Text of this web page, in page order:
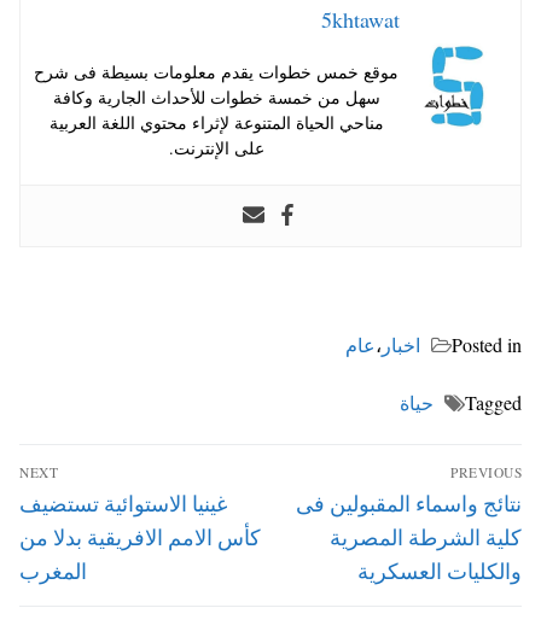
5khtawat
موقع خمس خطوات يقدم معلومات بسيطة فى شرح
سهل من خمسة خطوات للأحداث الجارية وكافة
مناحي الحياة المتنوعة لإثراء محتوي اللغة العربية
على الإنترنت.
Posted in اخبار ،عام
Tagged حياة
تصفّح
المقالات
PREVIOUS
Previous
post:
نتائج واسماء المقبولين فى
كلية الشرطة المصرية
والكليات العسكرية
NEXT
Next
post:
غينيا الاستوائية تستضيف
كأس الامم الافريقية بدلا من
المغرب